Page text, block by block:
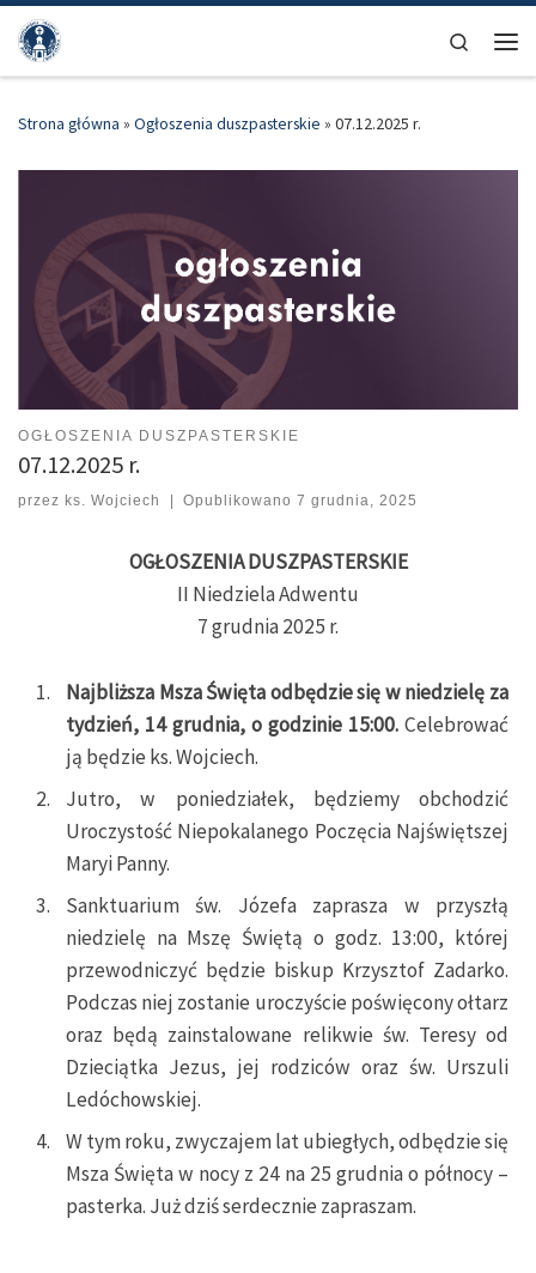
Przejdź do treści
Search
Strona główna » Ogłoszenia duszpasterskie » 07.12.2025 r.
OGŁOSZENIA DUSZPASTERSKIE
07.12.2025 r.
przez ks. Wojciech Opublikowano7 grudnia, 2025
OGŁOSZENIA DUSZPASTERSKIE
II Niedziela Adwentu
7 grudnia 2025 r.
Najbliższa Msza Święta odbędzie się w niedzielę za
tydzień, 14 grudnia, o godzinie 15:00. Celebrować
ją będzie ks. Wojciech.
Jutro, w poniedziałek, będziemy obchodzić
Uroczystość Niepokalanego Poczęcia Najświętszej
Maryi Panny.
Sanktuarium św. Józefa zaprasza w przyszłą
niedzielę na Mszę Świętą o godz. 13:00, której
przewodniczyć będzie biskup Krzysztof Zadarko.
Podczas niej zostanie uroczyście poświęcony ołtarz
oraz będą zainstalowane relikwie św. Teresy od
Dzieciątka Jezus, jej rodziców oraz św. Urszuli
Ledóchowskiej.
W tym roku, zwyczajem lat ubiegłych, odbędzie się
Msza Święta w nocy z 24 na 25 grudnia o północy –
pasterka. Już dziś serdecznie zapraszam.